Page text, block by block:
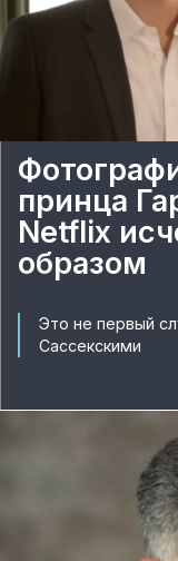
принца
Netflix
образом
Это не первый
Сассекскими